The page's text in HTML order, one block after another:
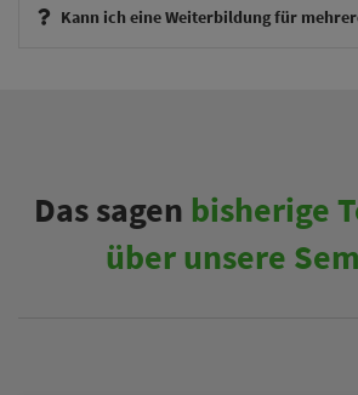
therapieexperte@theraphysia.de
Kann ich eine Weiterbildung für
Das sagen bisherige
über unsere